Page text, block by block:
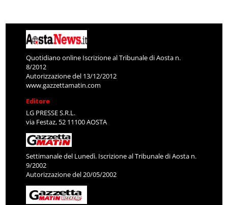
Quotidiano online Iscrizione al Tribunale di Aosta n.
8/2012
Autorizzazione del 13/12/2012
www.gazzettamatin.com
Editore
LG PRESSE S.R.L.
via Festaz, 52 11100 AOSTA
Settimanale del Lunedì. Iscrizione al Tribunale di Aosta n.
9/2002
Autorizzazione del 20/05/2002